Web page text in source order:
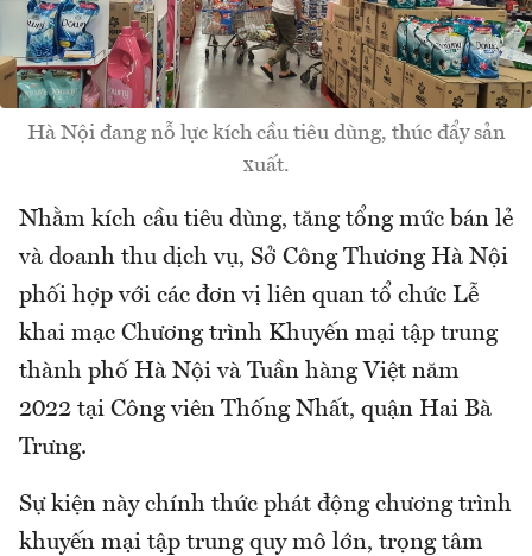
Hà Nội đang nỗ lực kích cầu tiêu dùng, thúc đẩy sản
xuất.
Nhằm kích cầu tiêu dùng, tăng tổng mức bán lẻ
và doanh thu dịch vụ, Sở Công Thương Hà Nội
phối hợp với các đơn vị liên quan tổ chức Lễ
khai mạc Chương trình Khuyến mại tập trung
thành phố Hà Nội và Tuần hàng Việt năm
2022 tại Công viên Thống Nhất, quận Hai Bà
Trưng.
Sự kiện này chính thức phát động chương trình
khuyến mại tập trung quy mô lớn, trọng tâm